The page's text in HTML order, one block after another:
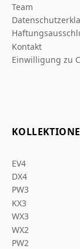
Team
Kontakt
Einwilligung zu
EV4
DX4
PW3
KX3
WX3
WX2
PW2